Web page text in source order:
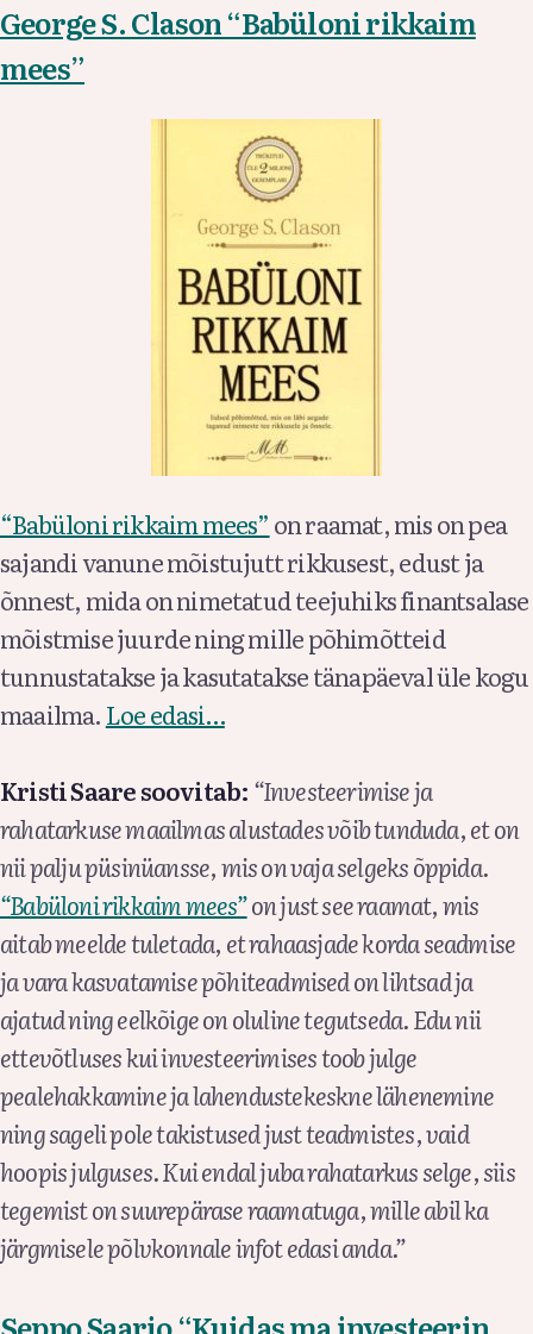
George S. Clason “Babüloni rikkaim
mees”
“Babüloni rikkaim mees” on raamat, mis on pea
sajandi vanune mõistujutt rikkusest, edust ja
õnnest, mida on nimetatud teejuhiks finantsalase
mõistmise juurde ning mille põhimõtteid
tunnustatakse ja kasutatakse tänapäeval üle kogu
maailma. Loe edasi…
Kristi Saare soovitab: “Investeerimise ja
rahatarkuse maailmas alustades võib tunduda, et on
nii palju püsinüansse, mis on vaja selgeks õppida.
“Babüloni rikkaim mees”on just see raamat, mis
aitab meelde tuletada, et rahaasjade korda seadmise
ja vara kasvatamise põhiteadmised on lihtsad ja
ajatud ning eelkõige on oluline tegutseda. Edu nii
ettevõtluses kui investeerimises toob julge
pealehakkamine ja lahendustekeskne lähenemine
ning sageli pole takistused just teadmistes, vaid
hoopis julguses. Kui endal juba rahatarkus selge, siis
tegemist on suurepärase raamatuga, mille abil ka
järgmisele põlvkonnale infot edasi anda.”